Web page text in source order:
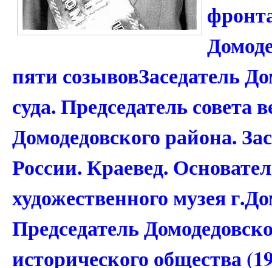
пяти созывовЗаседатель
суда. Председатель совета
Домодедовского района.
России. Краевед.
художественного музея
Председатель
исторического общества